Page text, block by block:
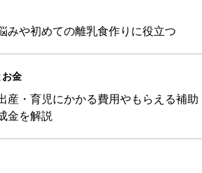
みや初めての離乳食作りに役立つ
金
産・育児にかかる費用やもらえる補助
金を解説